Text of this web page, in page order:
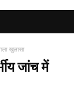
खुलासा
जांच में